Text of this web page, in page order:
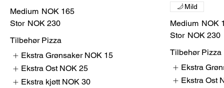
Medium NOK 165
Stor NOK 230
Tilbehør Pizza
Ekstra Grønsaker NOK 15
Ekstra Ost NOK 25
Ekstra kjøtt NOK 30
Medium NOK
Stor NOK 230
Mild
Tilbehør Pizza
Ekstra
Ekstra Ost